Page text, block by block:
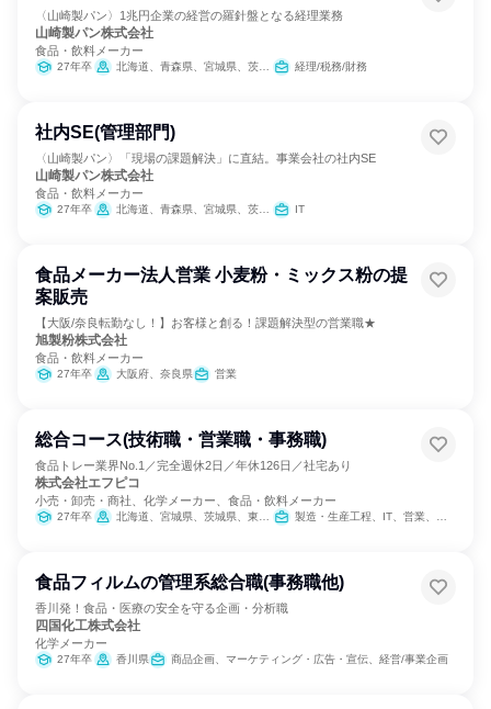
〈山崎製パン〉1兆円企業の経営の羅針盤となる経理業務
山崎製パン株式会社
食品・飲料メーカー
27年卒 北海道、青森県、宮城県、茨城県、群馬県、埼玉県、千葉県、東京都、神奈川県、新潟県、愛知県、京都府、大阪府、兵庫県、岡山県、広島県、福岡県、熊本県 経理/税務/財務
社内SE(管理部門)
〈山崎製パン〉「現場の課題解決」に直結。事業会社の社内SE
山崎製パン株式会社
食品・飲料メーカー
27年卒 北海道、青森県、宮城県、茨城県、群馬県、埼玉県、千葉県、東京都、神奈川県、新潟県、愛知県、京都府、大阪府、兵庫県、岡山県、広島県、福岡県、熊本県 IT
食品メーカー法人営業 小麦粉・ミックス粉の提
案販売
【大阪/奈良転勤なし！】お客様と創る！課題解決型の営業職★
旭製粉株式会社
食品・飲料メーカー
27年卒 大阪府、奈良県 営業
総合コース(技術職・営業職・事務職)
食品トレー業界No.1／完全週休2日／年休126日／社宅あり
株式会社エフピコ
小売・卸売・商社、化学メーカー、食品・飲料メーカー
27年卒 北海道、宮城県、茨城県、東京都、岐阜県、愛知県、大阪府、広島県、福岡県 製造・生産工程、IT、営業、バックオフィス・事務・受付、SCM/生産管理/購買/物流、建築/土木/プラント専門職、学術研究
食品フィルムの管理系総合職(事務職他)
香川発！食品・医療の安全を守る企画・分析職
四国化工株式会社
化学メーカー
27年卒 香川県 商品企画、マーケティング・広告・宣伝、経営/事業企画